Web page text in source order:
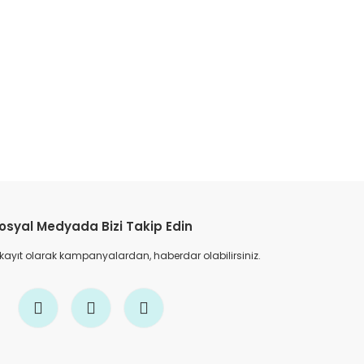
Medyada Bizi Takip Edin
olarak kampanyalardan, haberdar olabilirsiniz.